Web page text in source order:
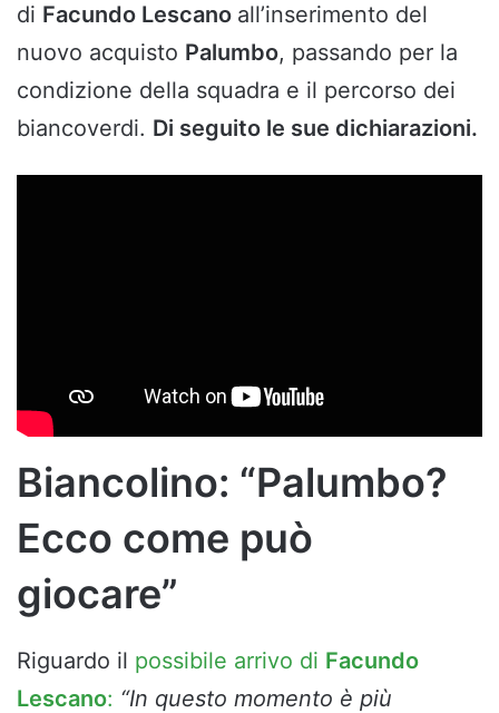
di Facundo Lescano all’inserimento del
nuovo acquisto Palumbo, passando per la
condizione della squadra e il percorso dei
biancoverdi. Di seguito le sue dichiarazioni.
Biancolino: “Palumbo?
Ecco come può
giocare”
Riguardo il possibile arrivo di Facundo
Lescano: “In questo momento è più